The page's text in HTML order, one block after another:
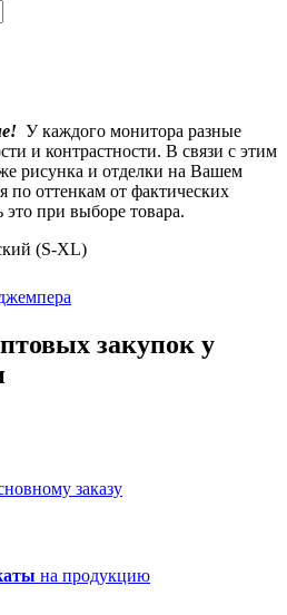
У каждого монитора разные
и контрастности. В связи с этим
рисунка и отделки на Вашем
по оттенкам от фактических
при выборе товара.
(S-XL)
закупок у
заказу
на продукцию